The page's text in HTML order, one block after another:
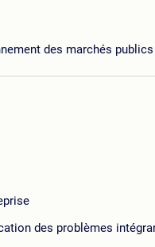
des marchés
des problèmes